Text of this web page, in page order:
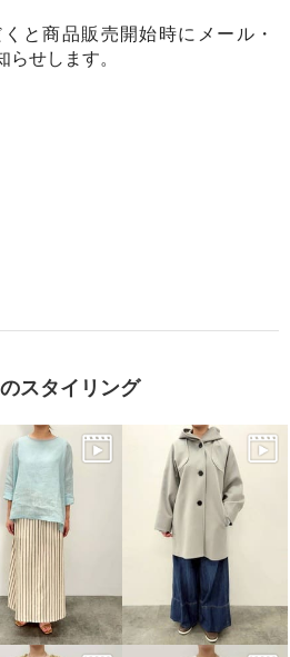
と商品販売開始時にメール・
らせします。
スタイリング